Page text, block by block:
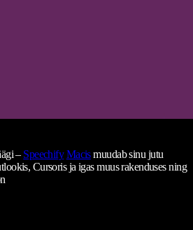
– Speechify Macismuudab sinu jutu
Cursoris ja igas muus rakenduses ning